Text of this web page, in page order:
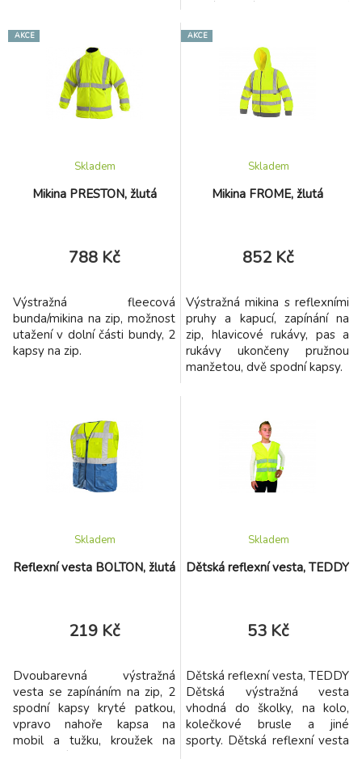
dokumentaci včetně rozměrů
produktu naleznete zde
reflexní pásky, kontrastní
oranžové a reflexní doplňky,
vnitřní náprsní kapsa,
stahování v dolním okraji,
odolnost materiálu proti
průniku vody 2000 mm.
AKCE
Mikina PRESTON, žlutá
Skladem
788 Kč
Výstražná fleecová
bunda/mikina na zip, možnost
utažení v dolní části bundy, 2
kapsy na zip.
AKCE
Mikina FROME, žlutá
Skladem
852 Kč
Výstražná mikina s reflexními
pruhy a kapucí, zapínání na
zip, hlavicové rukávy, pas a
rukávy ukončeny pružnou
manžetou, dvě spodní kapsy.
Reflexní vesta BOLTON, žlutá
Skladem
219 Kč
Dvoubarevná výstražná
vesta se zapínáním na zip, 2
spodní kapsy kryté patkou,
vpravo nahoře kapsa na
mobil a tužku, kroužek na
Dětská reflexní vesta, TEDDY
Skladem
53 Kč
Dětská reflexní vesta, TEDDY
Dětská výstražná vesta
vhodná do školky, na kolo,
kolečkové brusle a jiné
sporty. Dětská reflexní vesta